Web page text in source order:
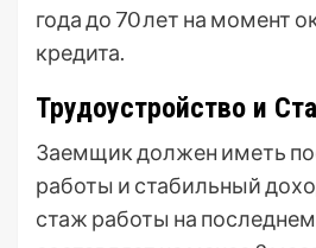
года до 70 лет на момент
кредита.
Трудоустройство и
Заемщик должен иметь
работы и стабильный
стаж работы на